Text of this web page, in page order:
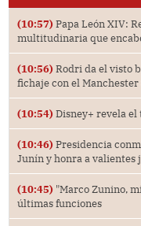
(10:57) Papa León XIV:
multitudinaria que
(10:56) Rodri da el visto
fichaje con el Manchester
(10:54) Disney+ revela
(10:46) Presidencia
Junín y honra a valientes
(10:45) "Marco Zunino,
últimas funciones